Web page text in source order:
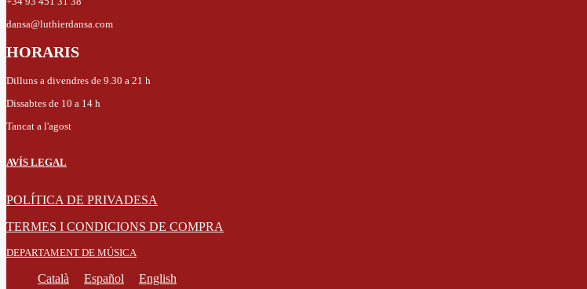
dansa@luthierdansa.com
HORARIS
Dilluns a divendres de 9.30 a 21 h
Dissabtes de 10 a 14 h
Tancat a l'agost
AVÍS LEGAL
POLÍTICA DE PRIVADESA
TERMES I CONDICIONS DE COMPRA
DEPARTAMENT DE MÚSICA
Català Español English